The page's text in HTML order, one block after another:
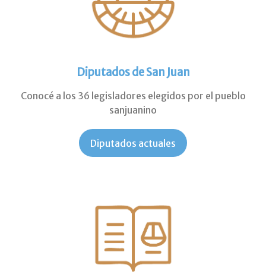
Diputados de San Juan
Conocé a los 36 legisladores elegidos por el pueblo
sanjuanino
Diputados actuales